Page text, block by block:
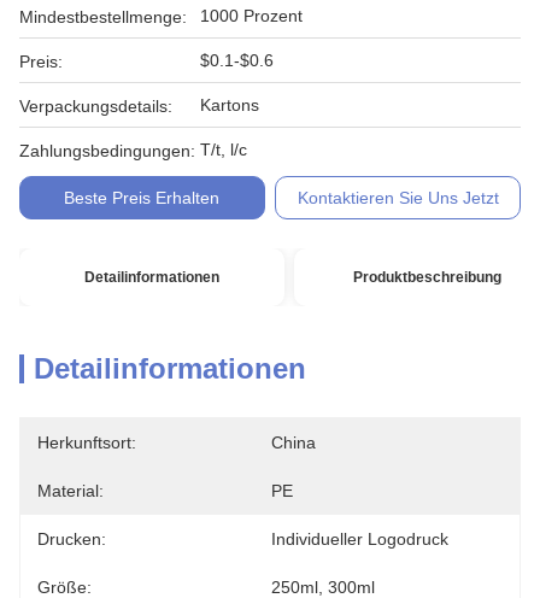
Mindestbestellmenge: 1000 Prozent
Preis: $0.1-$0.6
Verpackungsdetails: Kartons
Zahlungsbedingungen: T/t, l/c
Beste Preis Erhalten Kontaktieren Sie Uns Jetzt
Detailinformationen Produktbeschreibung
Detailinformationen
Herkunftsort: China
Material: PE
Drucken: Individueller Logodruck
Größe: 250ml, 300ml